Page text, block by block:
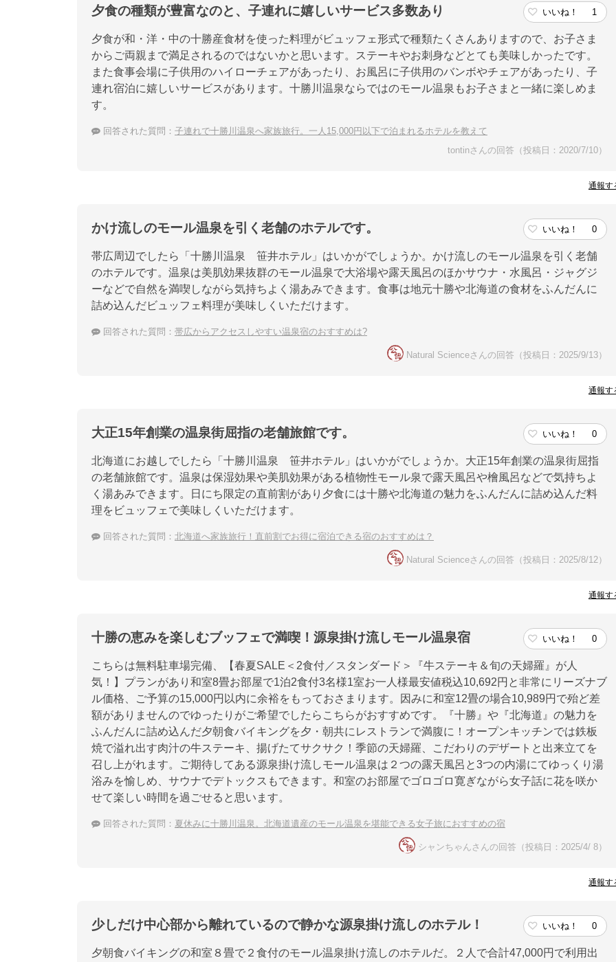
夕食の種類が豊富なのと、子連れに嬉しいサービス多数あり いいね！ 1
夕食が和・洋・中の十勝産食材を使った料理がビュッフェ形式で種類たくさんありますので、お子さま
からご両親まで満足されるのではないかと思います。ステーキやお刺身などとても美味しかったです。
また食事会場に子供用のハイローチェアがあったり、お風呂に子供用のバンボやチェアがあったり、子
連れ宿泊に嬉しいサービスがあります。十勝川温泉ならではのモール温泉もお子さまと一緒に楽しめま
す。
回答された質問： 子連れで十勝川温泉へ家族旅行。一人15,000円以下で泊まれるホテルを教えて
tontinさんの回答（投稿日：2020/7/10）
通報す
かけ流しのモール温泉を引く老舗のホテルです。 いいね！ 0
帯広周辺でしたら「十勝川温泉 笹井ホテル」はいかがでしょうか。かけ流しのモール温泉を引く老舗
のホテルです。温泉は美肌効果抜群のモール温泉で大浴場や露天風呂のほかサウナ・水風呂・ジャグジ
ーなどで自然を満喫しながら気持ちよく湯あみできます。食事は地元十勝や北海道の食材をふんだんに
詰め込んだビュッフェ料理が美味しくいただけます。
回答された質問： 帯広からアクセスしやすい温泉宿のおすすめは?
Natural Scienceさんの回答（投稿日：2025/9/13）
通報す
大正15年創業の温泉街屈指の老舗旅館です。 いいね！ 0
北海道にお越しでしたら「十勝川温泉 笹井ホテル」はいかがでしょうか。大正15年創業の温泉街屈指
の老舗旅館です。温泉は保湿効果や美肌効果がある植物性モール泉で露天風呂や檜風呂などで気持ちよ
く湯あみできます。日にち限定の直前割があり夕食には十勝や北海道の魅力をふんだんに詰め込んだ料
理をビュッフェで美味しくいただけます。
回答された質問： 北海道へ家族旅行！直前割でお得に宿泊できる宿のおすすめは？
Natural Scienceさんの回答（投稿日：2025/8/12）
通報す
十勝の恵みを楽しむブッフェで満喫！源泉掛け流しモール温泉宿 いいね！ 0
こちらは無料駐車場完備、【春夏SALE＜2食付／スタンダード＞『牛ステーキ＆旬の天婦羅』が人
気！】プランがあり和室8畳お部屋で1泊2食付3名様1室お一人様最安値税込10,692円と非常にリーズナブ
ル価格、ご予算の15,000円以内に余裕をもっておさまります。因みに和室12畳の場合10,989円で殆ど差
額がありませんのでゆったりがご希望でしたらこちらがおすすめです。『十勝』や『北海道』の魅力を
ふんだんに詰め込んだ夕朝食バイキングを夕・朝共にレストランで満腹に！オープンキッチンでは鉄板
焼で溢れ出す肉汁の牛ステーキ、揚げたてサクサク！季節の天婦羅、こだわりのデザートと出来立てを
召し上がれます。ご期待してある源泉掛け流しモール温泉は２つの露天風呂と3つの内湯にてゆっくり湯
浴みを愉しめ、サウナでデトックスもできます。和室のお部屋でゴロゴロ寛ぎながら女子話に花を咲か
せて楽しい時間を過ごせると思います。
回答された質問： 夏休みに十勝川温泉。北海道遺産のモール温泉を堪能できる女子旅におすすめの宿
シャンちゃんさんの回答（投稿日：2025/4/ 8）
通報す
少しだけ中心部から離れているので静かな源泉掛け流しのホテル！ いいね！ 0
夕朝食バイキングの和室８畳で２食付のモール温泉掛け流しのホテルだ。２人で合計47,000円で利用出